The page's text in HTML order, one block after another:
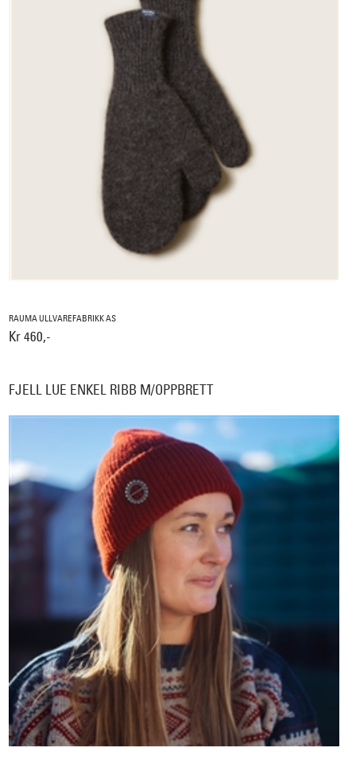
RAUMA ULLVAREFABRIKK AS
Kr 460,-
FJELL LUE ENKEL RIBB M/OPPBRETT